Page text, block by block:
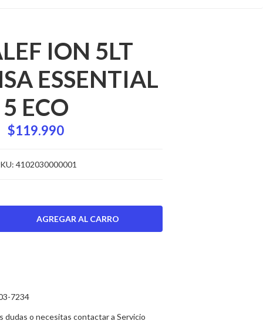
ION 5LT
ESSENTIAL
5 ECO
$119.990
4102030000001
7234
dudas o necesitas contactar a Servicio